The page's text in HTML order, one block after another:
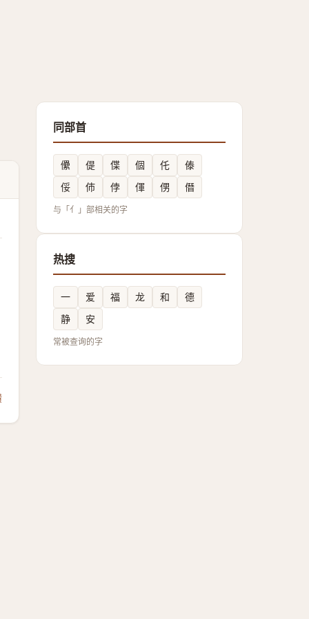
同部首
儽 偍 偞 個 仛
傣
俀
伂 侼 㑮 侽 僭
与「亻」部相关的字
热搜
一 爱 福 龙 和
德
静
安
常被查询的字